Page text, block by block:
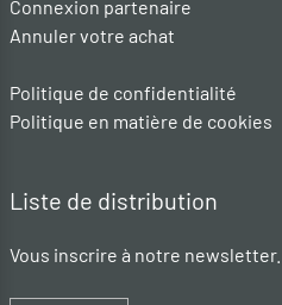
Connexion partenaire
Annuler votre achat
Politique de confidentialité
Politique en matière de cookies
Liste de distribution
Vous inscrire à notre newsletter.